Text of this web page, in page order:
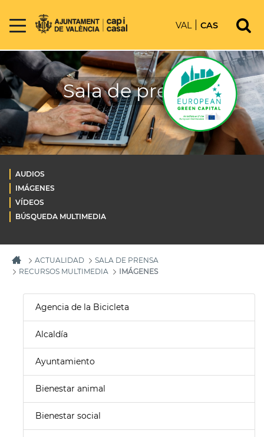
VAL CAS
Sala de prensa
AUDIOS
IMÁGENES
VÍDEOS
BÚSQUEDA MULTIMEDIA
ACTUALIDAD
SALA DE PRENSA
RECURSOS MULTIMEDIA
IMÁGENES
Agencia de la Bicicleta
Alcaldía
Ayuntamiento
Bienestar animal
Bienestar social